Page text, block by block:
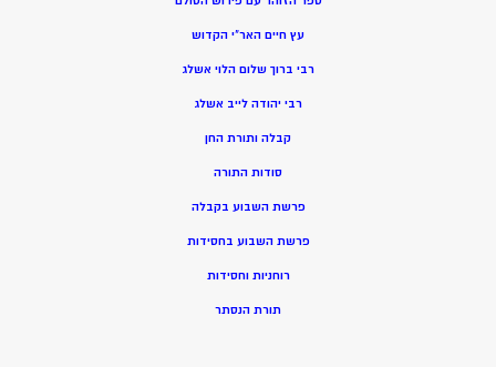
עץ חיים האר”י הקדוש
רבי ברוך שלום הלוי אשלג
רבי יהודה לייב אשלג
קבלה ותורת החן
סודות התורה
פרשת השבוע בקבלה
פרשת השבוע בחסידות
רוחניות וחסידות
תורת הנסתר